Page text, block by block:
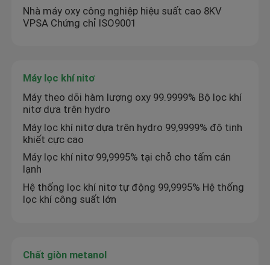
Máy tạo nitơ màng
Hệ thống thu hồi khí
Máy tạo oxy công nghiệp
Máy Tạo Oxy VPSA
Nhà máy oxy công nghiệp hiệu suất cao 8KV
VPSA Chứng chỉ ISO9001
Máy lọc khí nitơ
Máy theo dõi hàm lượng oxy 99.9999% Bộ lọc khí
nitơ dựa trên hydro
Máy lọc khí nitơ dựa trên hydro 99,9999% độ tinh
khiết cực cao
Máy lọc khí nitơ 99,9995% tại chỗ cho tấm cán
lạnh
Hệ thống lọc khí nitơ tự động 99,9995% Hệ thống
lọc khí công suất lớn
Chất giòn metanol